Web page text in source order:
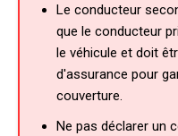
Le conducteur
que le conducteur
le véhicule et doit
d'assurance pour
couverture.
Ne pas déclarer un